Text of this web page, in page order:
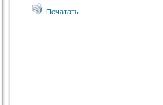
Печатать